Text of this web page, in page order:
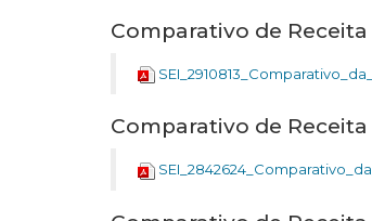
Comparativo de
Comparativo de